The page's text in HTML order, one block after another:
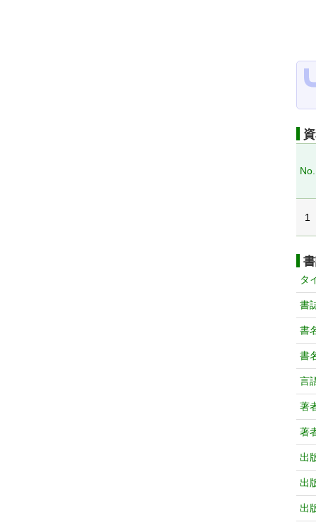
No.
1
タ
書
書
書
言
著
著
出
出
出